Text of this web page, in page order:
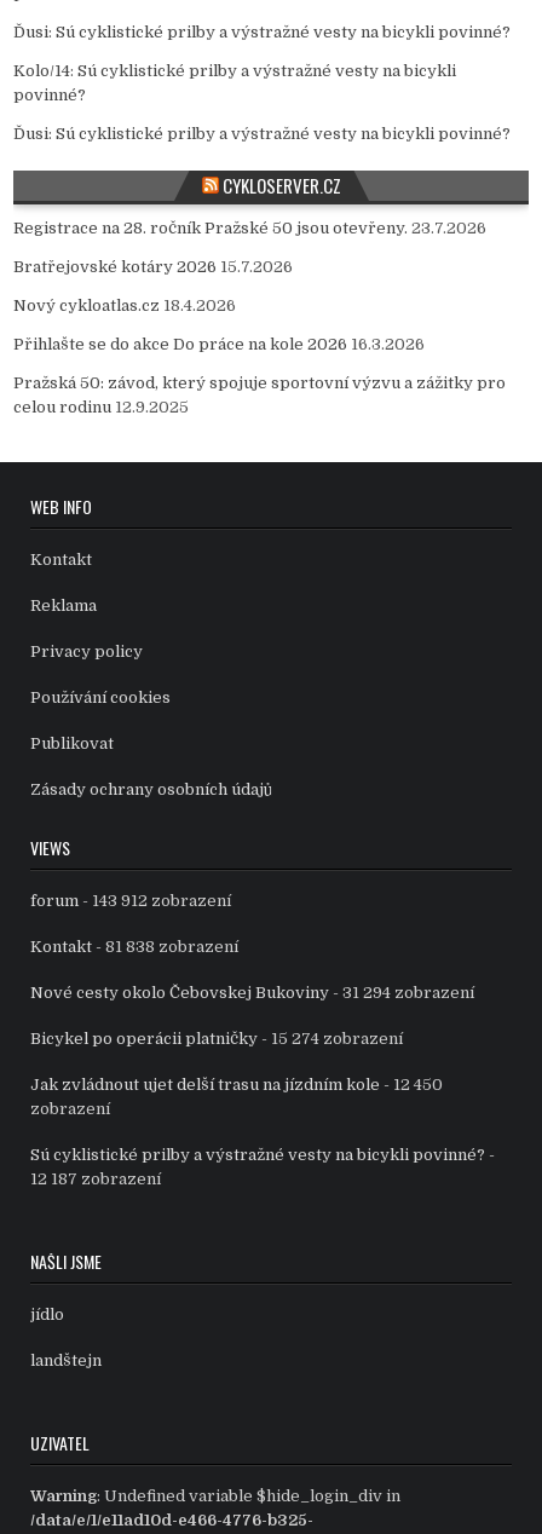
Ďusi:Sú cyklistické prilby a výstražné vesty na bicykli povinné?
Kolo/14:Sú cyklistické prilby a výstražné vesty na bicykli
povinné?
Ďusi:Sú cyklistické prilby a výstražné vesty na bicykli povinné?
CYKLOSERVER.CZ
Registrace na 28. ročník Pražské 50 jsou otevřeny. 23.7.2026
Bratřejovské kotáry 2026 15.7.2026
Nový cykloatlas.cz 18.4.2026
Přihlašte se do akce Do práce na kole 2026 16.3.2026
Pražská 50: závod, který spojuje sportovní výzvu a zážitky pro
celou rodinu 12.9.2025
WEB INFO
Kontakt
Reklama
Privacy policy
Používání cookies
Publikovat
Zásady ochrany osobních údajů
VIEWS
forum - 143 912 zobrazení
Kontakt - 81 838 zobrazení
Nové cesty okolo Čebovskej Bukoviny - 31 294 zobrazení
Bicykel po operácii platničky - 15 274 zobrazení
Jak zvládnout ujet delší trasu na jízdním kole - 12 450
zobrazení
Sú cyklistické prilby a výstražné vesty na bicykli povinné? -
12 187 zobrazení
NAŠLI JSME
jídlo
landštejn
UZIVATEL
Warning: Undefined variable $hide_login_div in
/data/e/1/e11ad10d-e466-4776-b325-